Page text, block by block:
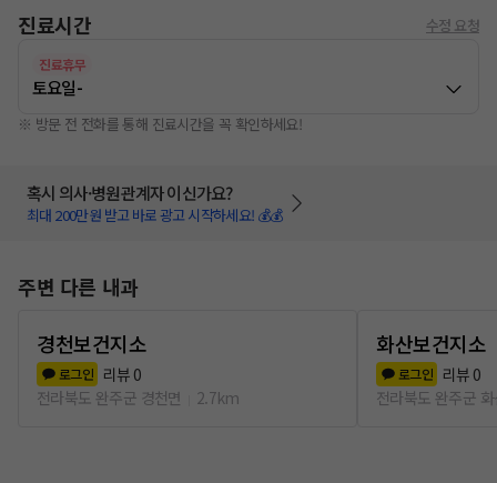
진료시간 수정 요청
진료휴무
토요일-
※ 방문 전 전화를 통해 진료시간을 꼭 확인하세요!
혹시 의사·병원관계자 이신가요?
최대 200만원 받고 바로 광고 시작하세요! 💰💰
주변 다른 내과
경천보건지소
로그인 리뷰 0
전라북도 완주군 경천면
2.7km
화산보건지소
로그인 리뷰 0
전라북도 완주군